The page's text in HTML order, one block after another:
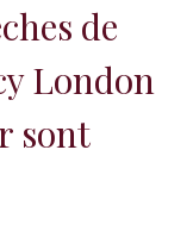
de
London
sont